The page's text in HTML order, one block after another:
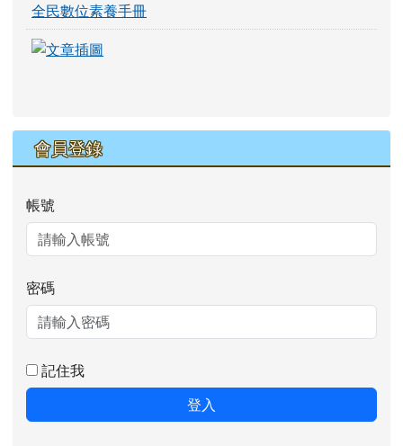
全民數位素養手冊
會員登錄
帳號
密碼
記住我
登入